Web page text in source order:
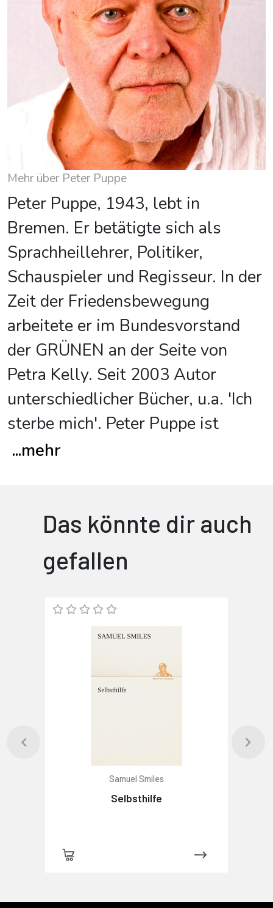
Mehr über Peter Puppe
Peter Puppe, 1943, lebt in
Bremen. Er betätigte sich als
Sprachheillehrer, Politiker,
Schauspieler und Regisseur. In der
Zeit der Friedensbewegung
arbeitete er im Bundesvorstand
der GRÜNEN an der Seite von
Petra Kelly. Seit 2003 Autor
unterschiedlicher Bücher, u.a. 'Ich
sterbe mich'. Peter Puppe ist
...mehr
Das könnte dir auch
gefallen
Samuel Smiles
Selbsthilfe